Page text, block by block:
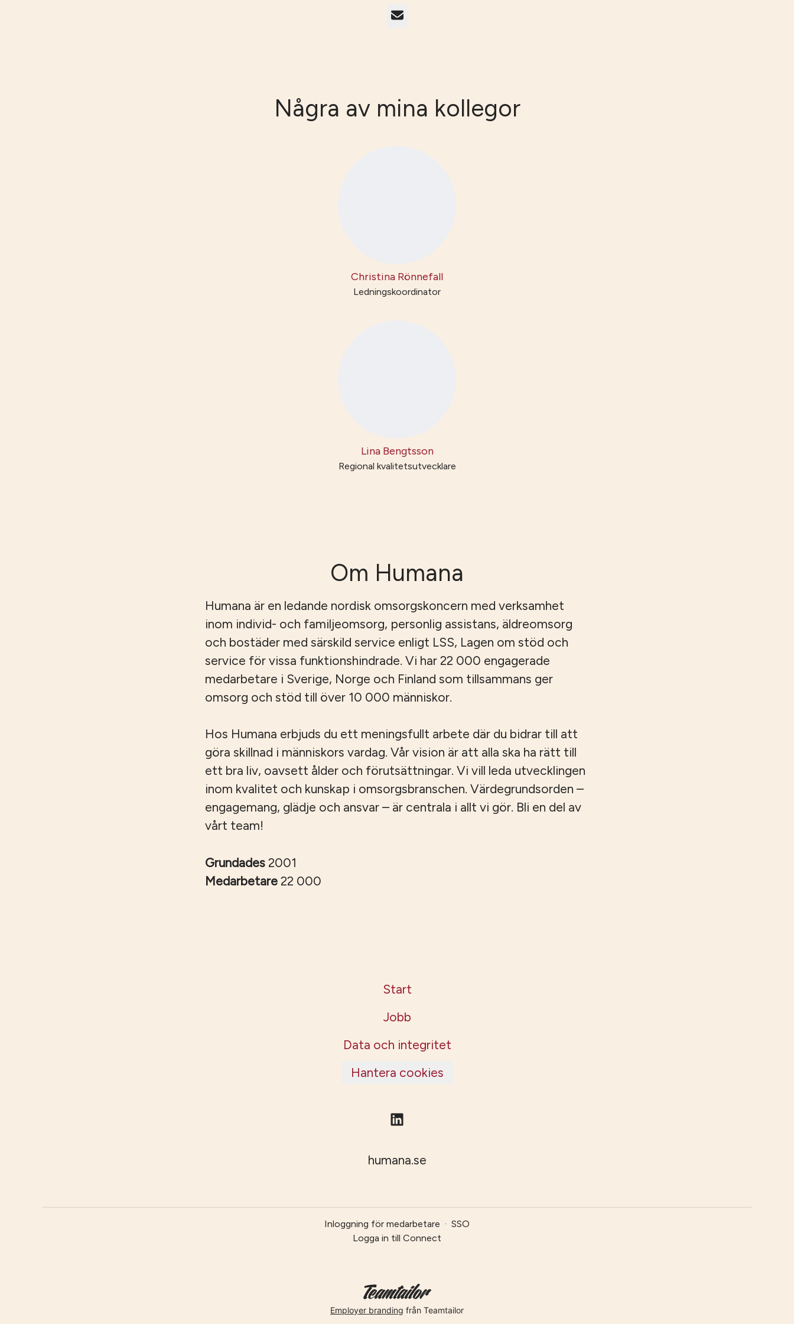
E-post
Några av mina kollegor
Christina Rönnefall
Ledningskoordinator
Lina Bengtsson
Regional kvalitetsutvecklare
Om Humana
Humana är en ledande nordisk omsorgskoncern med verksamhet
inom individ- och familjeomsorg, personlig assistans, äldreomsorg
och bostäder med särskild service enligt LSS, Lagen om stöd och
service för vissa funktionshindrade. Vi har 22 000 engagerade
medarbetare i Sverige, Norge och Finland som tillsammans ger
omsorg och stöd till över 10 000 människor.
Hos Humana erbjuds du ett meningsfullt arbete där du bidrar till att
göra skillnad i människors vardag. Vår vision är att alla ska ha rätt till
ett bra liv, oavsett ålder och förutsättningar. Vi vill leda utvecklingen
inom kvalitet och kunskap i omsorgsbranschen. Värdegrundsorden –
engagemang, glädje och ansvar – är centrala i allt vi gör. Bli en del av
vårt team!
Grundades 2001
Medarbetare 22 000
Start
Jobb
Data och integritet
Hantera cookies
humana.se
Inloggning för medarbetare · SSO
Logga in till Connect
Employer branding från Teamtailor